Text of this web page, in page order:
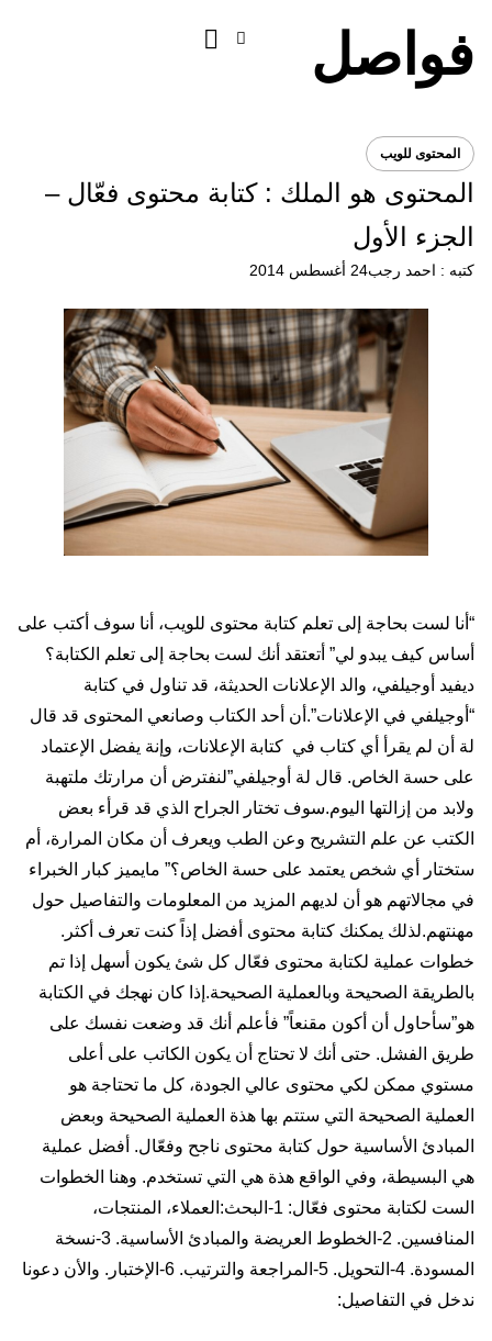
فواصل
المحتوى للويب
المحتوى هو الملك : كتابة محتوى فعّال –
الجزء الأول
كتبه : احمد رجب24 أغسطس 2014
“أنا لست بحاجة إلى تعلم كتابة محتوى للويب، أنا سوف أكتب على
أساس كيف يبدو لي” أتعتقد أنك لست بحاجة إلى تعلم الكتابة؟
ديفيد أوجيلفي، والد الإعلانات الحديثة، قد تناول في كتابة
“أوجيلفي في الإعلانات”.أن أحد الكتاب وصانعي المحتوى قد قال
لة أن لم يقرأ أي كتاب في كتابة الإعلانات، وإنة يفضل الإعتماد
على حسة الخاص. قال لة أوجيلفي”لنفترض أن مرارتك ملتهبة
ولابد من إزالتها اليوم.سوف تختار الجراح الذي قد قرأء بعض
الكتب عن علم التشريح وعن الطب ويعرف أن مكان المرارة، أم
ستختار أي شخص يعتمد على حسة الخاص؟” مايميز كبار الخبراء
في مجالاتهم هو أن لديهم المزيد من المعلومات والتفاصيل حول
مهنتهم.لذلك يمكنك كتابة محتوى أفضل إذاً كنت تعرف أكثر.
خطوات عملية لكتابة محتوى فعّال كل شئ يكون أسهل إذا تم
بالطريقة الصحيحة وبالعملية الصحيحة.إذا كان نهجك في الكتابة
هو”سأحاول أن أكون مقنعاً” فأعلم أنك قد وضعت نفسك على
طريق الفشل. حتى أنك لا تحتاج أن يكون الكاتب على أعلى
مستوي ممكن لكي محتوى عالي الجودة، كل ما تحتاجة هو
العملية الصحيحة التي ستتم بها هذة العملية الصحيحة وبعض
المبادئ الأساسية حول كتابة محتوى ناجح وفعّال. أفضل عملية
هي البسيطة، وفي الواقع هذة هي التي تستخدم. وهنا الخطوات
الست لكتابة محتوى فعّال: 1-البحث:العملاء، المنتجات،
المنافسين. 2-الخطوط العريضة والمبادئ الأساسية. 3-نسخة
المسودة. 4-التحويل. 5-المراجعة والترتيب. 6-الإختبار. والأن دعونا
ندخل في التفاصيل: